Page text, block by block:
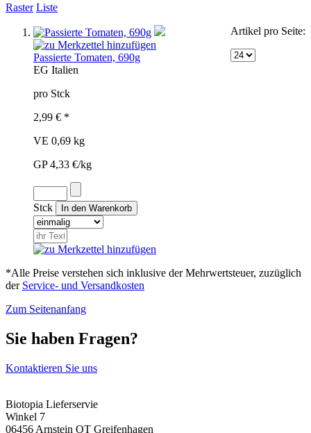
Raster Liste
Artikel pro Seite:
Passierte Tomaten, 690g
EG Italien
pro Stck
2,99 € *
VE 0,69 kg
GP 4,33 €/kg
Stck
*Alle Preise verstehen sich inklusive der Mehrwertsteuer, zuzüglich
der Service- und Versandkosten
Zum Seitenanfang
Sie haben Fragen?
Kontaktieren Sie uns
Biotopia Lieferservie
Winkel 7
06456 Arnstein OT Greifenhagen